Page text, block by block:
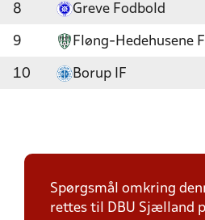
8 Greve Fodbold
9 Fløng-Hedehusene
10 Borup IF
Spørgsmål omkring
rettes til DBU Sjælland